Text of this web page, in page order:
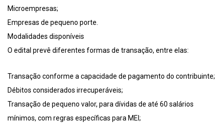
Microempresas;
Empresas de pequeno porte.
Modalidades disponíveis
O edital prevê diferentes formas de transação, entre elas:
Transação conforme a capacidade de pagamento do contribuinte;
Débitos considerados irrecuperáveis;
Transação de pequeno valor, para dívidas de até 60 salários
mínimos, com regras específicas para MEI;